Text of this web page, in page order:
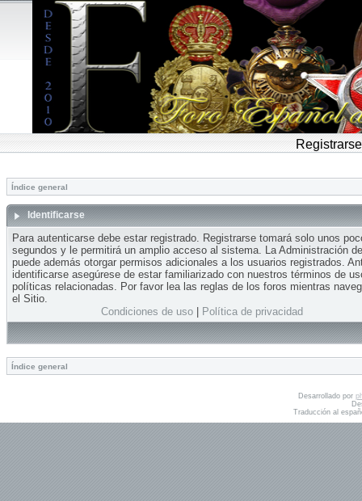
Registrarse
Índice general
Identificarse
Para autenticarse debe estar registrado. Registrarse tomará solo unos
segundos y le permitirá un amplio acceso al sistema. La Administración
puede además otorgar permisos adicionales a los usuarios registrados.
identificarse asegúrese de estar familiarizado con nuestros términos de
políticas relacionadas. Por favor lea las reglas de los foros mientras
el Sitio.
Condiciones de uso| Política de privacidad
Índice general
Desarrollado por
Traducción al